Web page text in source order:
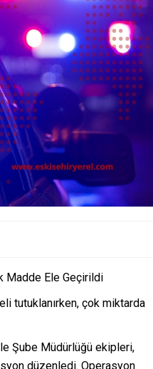
Madde Ele Geçirildi
tutuklanırken, çok miktarda
Şube Müdürlüğü ekipleri,
düzenledi. Operasyon